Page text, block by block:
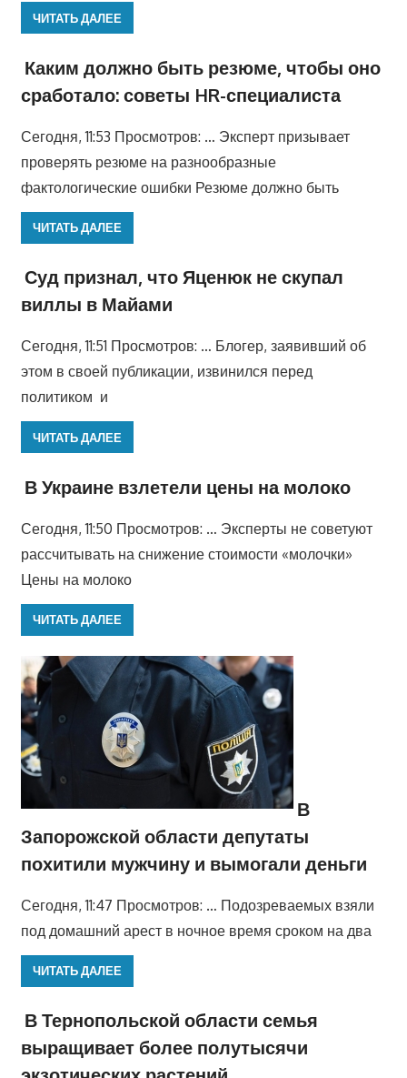
ЧИТАТЬ ДАЛЕЕ
Каким должно быть резюме, чтобы оно
сработало: советы HR-специалиста
Сегодня, 11:53 Просмотров: … Эксперт призывает
проверять резюме на разнообразные
фактологические ошибки Резюме должно быть
ЧИТАТЬ ДАЛЕЕ
Суд признал, что Яценюк не скупал
виллы в Майами
Сегодня, 11:51 Просмотров: … Блогер, заявивший об
этом в своей публикации, извинился перед
политиком и
ЧИТАТЬ ДАЛЕЕ
В Украине взлетели цены на молоко
Сегодня, 11:50 Просмотров: … Эксперты не советуют
рассчитывать на снижение стоимости «молочки»
Цены на молоко
ЧИТАТЬ ДАЛЕЕ
В
Запорожской области депутаты
похитили мужчину и вымогали деньги
Сегодня, 11:47 Просмотров: … Подозреваемых взяли
под домашний арест в ночное время сроком на два
ЧИТАТЬ ДАЛЕЕ
В Тернопольской области семья
выращивает более полутысячи